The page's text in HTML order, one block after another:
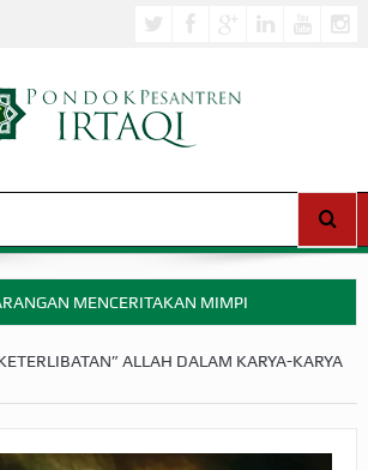
MENCERITAKAN MIMPI
MENJELANG PERANG BADAR
ALLAH DALAM KARYA-KARYA